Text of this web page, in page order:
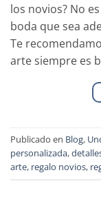
los novios? No
boda que sea
Te
arte siempre es
Publicado en Blog,
personalizada,
arte, regalo novios,